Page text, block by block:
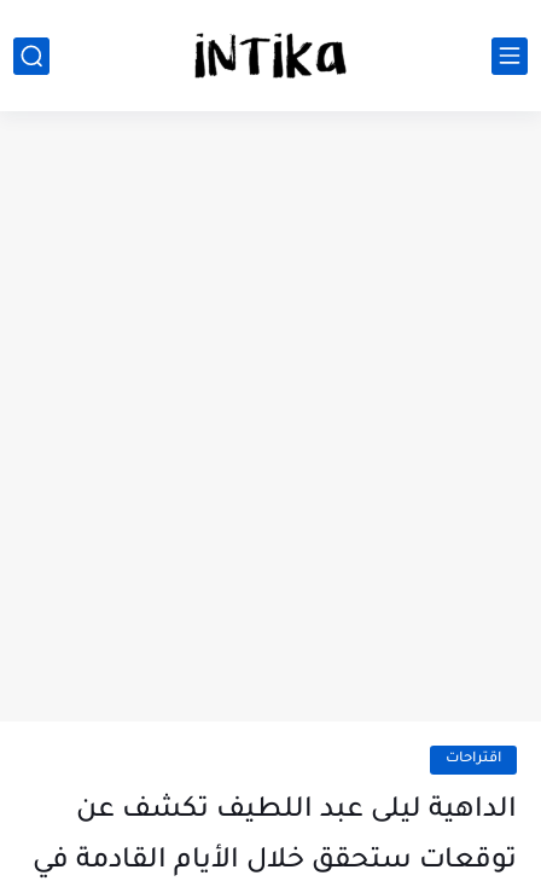
اقتراحات
الداهية ليلى عبد اللطيف تكشف عن
توقعات ستحقق خلال الأيام القادمة في